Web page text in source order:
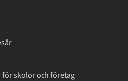
för skolor och företag